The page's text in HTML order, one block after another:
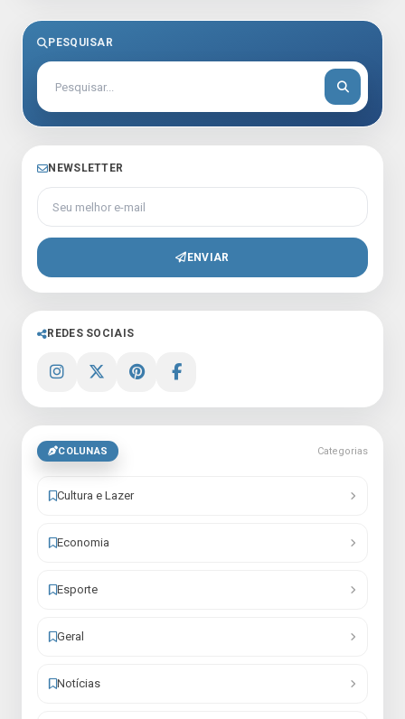
PESQUISAR
NEWSLETTER
Seu melhor e-mail
ENVIAR
REDES SOCIAIS
COLUNAS Categorias
Cultura e Lazer
Economia
Esporte
Geral
Notícias